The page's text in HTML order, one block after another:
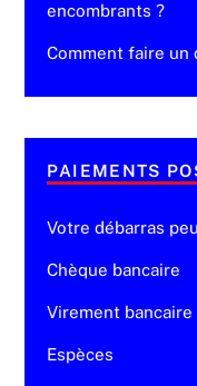
encombrants ?
Comment faire un
PAIEMENTS
Votre débarras
Chèque bancaire
Virement bancaire
Espèces